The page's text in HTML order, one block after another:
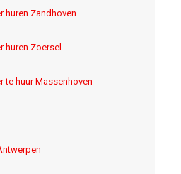
huren Zandhoven
huren Zoersel
te huur Massenhoven